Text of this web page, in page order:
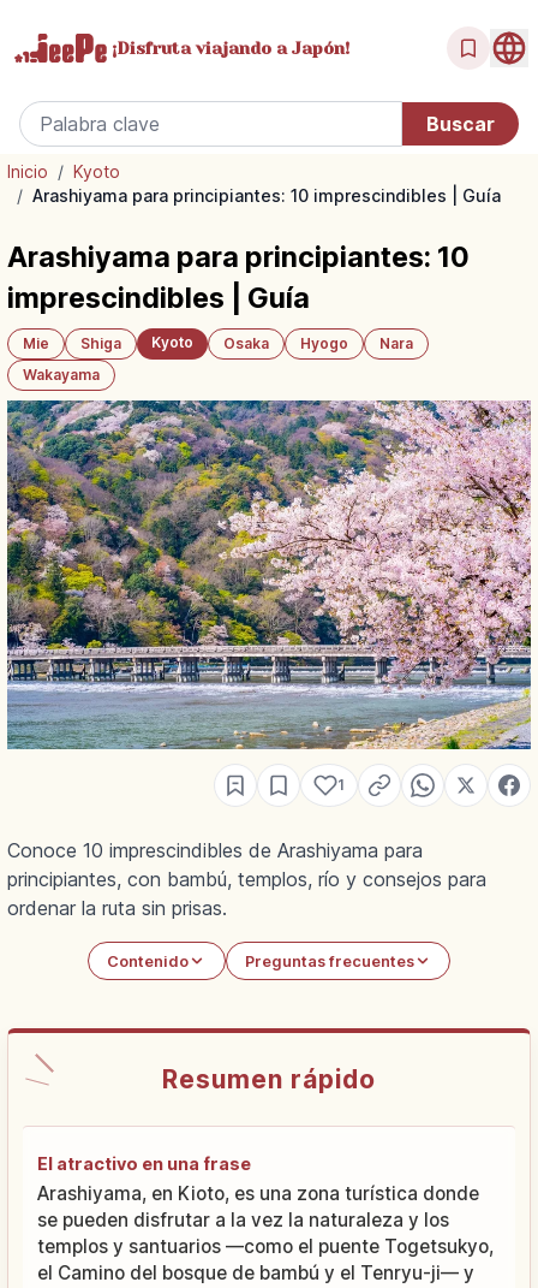
¡Disfrutaviajando a Japón!
Inicio / Kyoto
/ Arashiyama para principiantes: 10 imprescindibles | Guía
Arashiyama para principiantes: 10
imprescindibles | Guía
Mie Shiga Kyoto Osaka Hyogo
Nara
Wakayama
1
Conoce 10 imprescindibles de Arashiyama para
principiantes, con bambú, templos, río y consejos para
ordenar la ruta sin prisas.
Contenido Preguntas frecuentes
Resumen rápido
El atractivo en una frase
Arashiyama, en Kioto, es una zona turística donde
se pueden disfrutar a la vez la naturaleza y los
templos y santuarios —como el puente Togetsukyo,
el Camino del bosque de bambú y el Tenryu-ji— y